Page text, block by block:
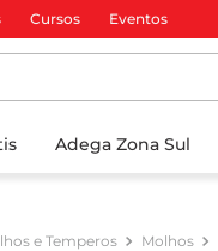
Cursos Eventos
Adega Zona Sul
e Temperos Molhos